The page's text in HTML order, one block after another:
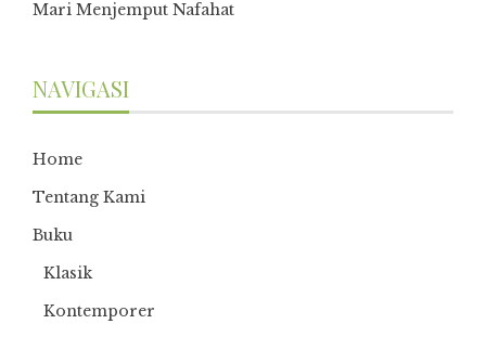
Mari Menjemput Nafahat
NAVIGASI
Home
Tentang Kami
Buku
Klasik
Kontemporer